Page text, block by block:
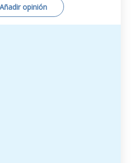
Añadir opinión